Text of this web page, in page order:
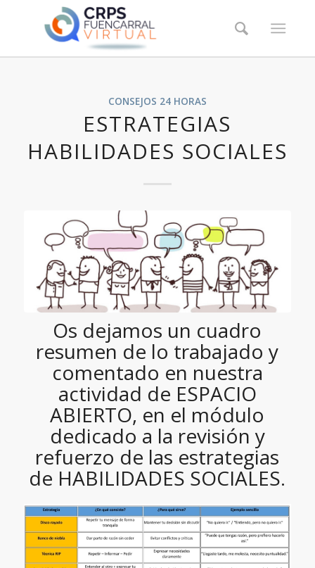
CONSEJOS 24 HORAS
ESTRATEGIAS
HABILIDADES SOCIALES
Os dejamos un cuadro
resumen de lo trabajado y
comentado en nuestra
actividad de ESPACIO
ABIERTO, en el módulo
dedicado a la revisión y
refuerzo de las estrategias
de HABILIDADES SOCIALES.